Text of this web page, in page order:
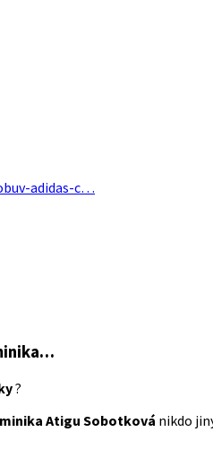
adidas-c…
?
Atigu Sobotková nikdo